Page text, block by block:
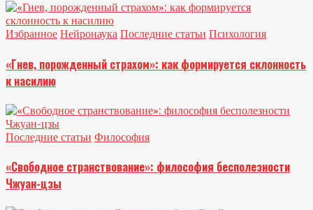
Избранное Нейронаука Последние статьи Психология
«Гнев, порожденный страхом»: как формируется склонность
к насилию
Последние статьи Философия
«Свободное странствование»: философия бесполезности
Чжуан-цзы